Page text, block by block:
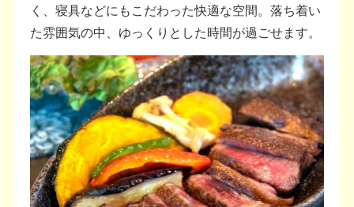
く、寝具などにもこだわった快適な空間。落ち着い
た雰囲気の中、ゆっくりとした時間が過ごせます。